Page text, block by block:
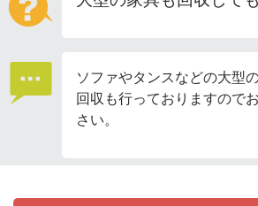
ソファやタンスなどの大型
回収も行っておりますので
さい。